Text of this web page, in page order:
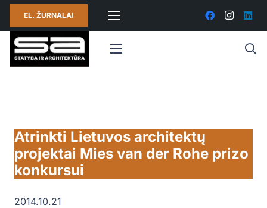
EL. ŽURNALAI
Atrinkti Lietuvos architektų
projektai Mies van der Rohe prizo
konkursui
2014.10.21